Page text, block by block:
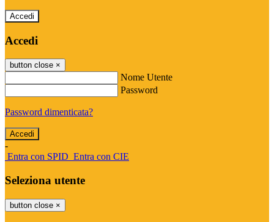
Accedi
Accedi
button close ×
Nome Utente
Password
Password dimenticata?
-
Entra con SPID Entra con CIE
Seleziona utente
button close ×